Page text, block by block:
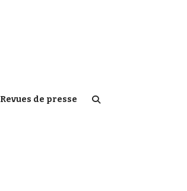
Revues de presse